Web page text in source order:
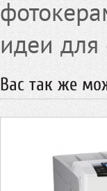
идеи для
Вас так же